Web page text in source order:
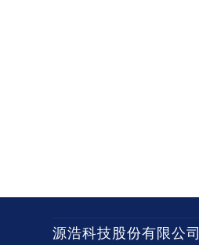
源浩科技股份有限公司